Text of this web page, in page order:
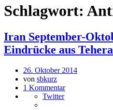
Schlagwort:
Iran September-
Eindrücke aus
26. Oktober 2014
von sbkurz
1 Kommentar
Twitter